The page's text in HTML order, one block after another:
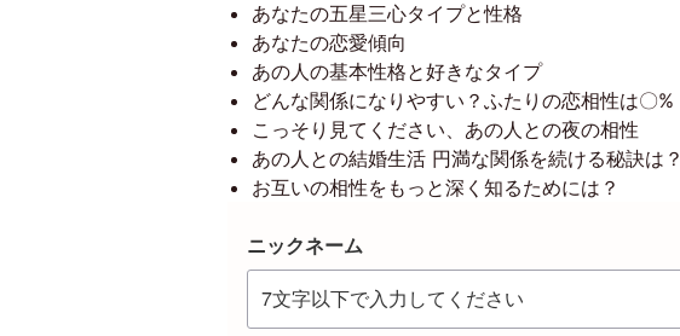
あなたの五星三心タイプと性格
あなたの恋愛傾向
あの人の基本性格と好きなタイプ
どんな関係になりやすい？ふたりの恋相性は〇%
こっそり見てください、あの人との夜の相性
あの人との結婚生活 円満な関係を続ける秘訣は？
お互いの相性をもっと深く知るためには？
ニックネーム